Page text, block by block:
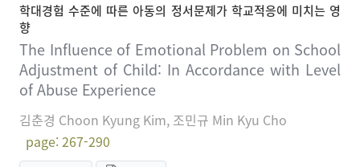
학대경험 수준에 따른 아동의 정서문제가 학교적응에 미치는 영
향
The Influence of Emotional Problem on School
Adjustment of Child: In Accordance with Level
of Abuse Experience
김춘경 Choon Kyung Kim, 조민규 Min Kyu Cho
page: 267-290